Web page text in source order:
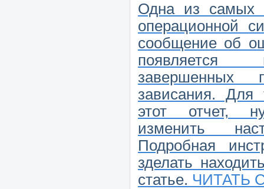
Одна из самых
операционной
сообщение об
появляется
завершенных
зависания. Для
этот отчет,
изменить
Подробная
зделать
статье. ЧИТАТЬ